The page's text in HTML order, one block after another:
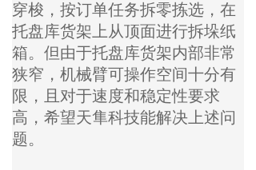
穿梭，按订单任务拆零拣选，在
托盘库货架上从顶面进行拆垛纸
箱。但由于托盘库货架内部非常
狭窄，机械臂可操作空间十分有
限，且对于速度和稳定性要求
高，希望天隼科技能解决上述问
题。